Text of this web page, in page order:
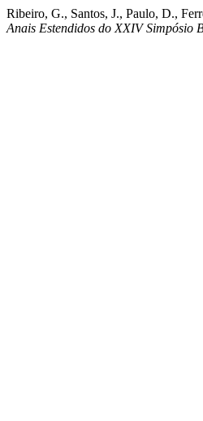
Ribeiro, G., Santos, J., Paulo, D.,
Anais Estendidos do XXIV Simpósio